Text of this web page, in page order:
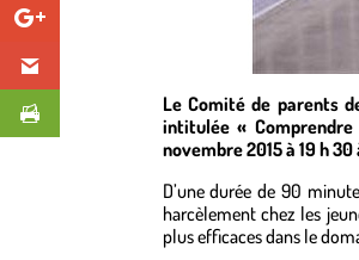
Le Comité de parents
intitulée «
novembre 2015 à 19 h
D’une durée de 90
harcèlement chez les
plus efficaces dans le